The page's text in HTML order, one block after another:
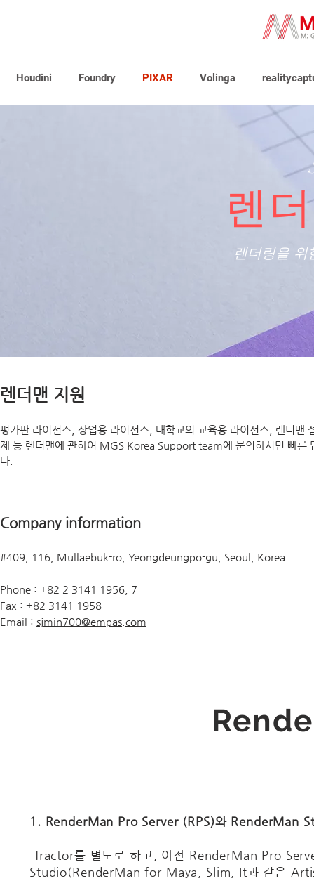
Houdini Foundry PIXAR Volinga
렌
렌더링을 위
렌더맨 지원
평가판 라이선스, 상업용 라이선스, 대학교의 교육용 라이선스, 렌더맨
제 등 렌더맨에 관하여 MGS Korea Support team에 문의하시면 빠른
다.
Company information
#409, 116, Mullaebuk-ro, Yeongdeungpo-gu, Seoul, Korea
Phone : +82 2 3141 1956, 7
Fax : +82 3141 1958
Email : sjmin700@empas.com
1. RenderMan Pro Server (RPS)와 RenderMan
Tractor를 별도로 하고, 이전 RenderMan Pro
Studio(RenderMan for Maya, Slim, It과 같은